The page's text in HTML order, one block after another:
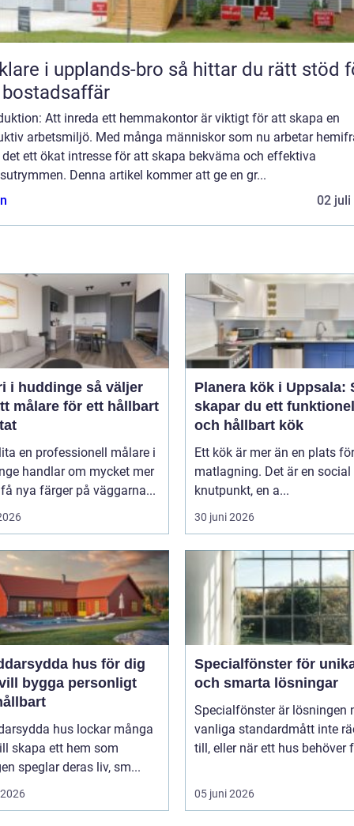
i upplands-bro så hittar du rätt stöd för
Att inreda ett hemmakontor är viktigt för att skapa en
arbetsmiljö. Med många människor som nu arbetar
ett ökat intresse för att skapa bekväma och effektiva
Denna artikel kommer att ge en gr...
02 juli
så väljer
målare för ett hållbart
en professionell målare i
handlar om mycket mer
nya färger på väggarna...
Planera kök i Uppsala:
skapar du ett
och hållbart kök
Ett kök är mer än en plats för
matlagning. Det är en social
knutpunkt, en a...
30 juni 2026
hus för dig
bygga personligt
hus lockar många
skapa ett hem som
speglar deras liv, sm...
Specialfönster för
och smarta lösningar
Specialfönster är lösningen
vanliga standardmått inte
till, eller när ett hus behöver
05 juni 2026